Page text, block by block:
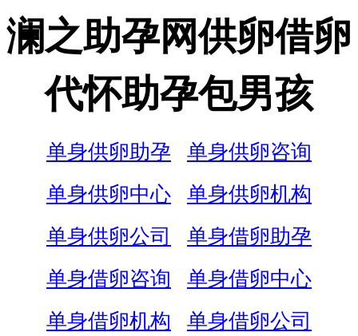
澜之助孕网供卵借卵
代怀助孕包男孩
单身供卵助孕
单身供卵咨询
单身供卵中心
单身供卵机构
单身供卵公司
单身借卵助孕
单身借卵咨询
单身借卵中心
单身借卵机构
单身借卵公司